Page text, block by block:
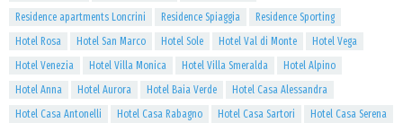
Residence apartments Loncrini
Residence Spiaggia
Residence Sporting
Hotel Rosa
Hotel San Marco Hotel Sole Hotel Val di Monte
Hotel Vega
Hotel Venezia
Hotel Villa Monica Hotel Villa Smeralda
Hotel Alpino
Hotel Anna
Hotel Aurora Hotel Baia Verde
Hotel Casa Alessandra
Hotel Casa Antonelli
Hotel Casa Rabagno Hotel Casa Sartori
Hotel Casa Serena